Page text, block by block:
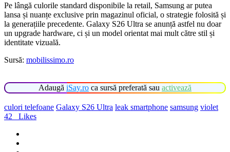
Pe lângă culorile standard disponibile la retail, Samsung ar putea
lansa și nuanțe exclusive prin magazinul oficial, o strategie folosită și
la generațiile precedente. Galaxy S26 Ultra se anunță astfel nu doar
un upgrade hardware, ci și un model orientat mai mult către stil și
identitate vizuală.
Sursă: mobilissimo.ro
Adaugă iSay.ro ca sursă preferată sau activează
culori telefoane Galaxy S26 Ultra leak smartphone samsung violet
42
Likes